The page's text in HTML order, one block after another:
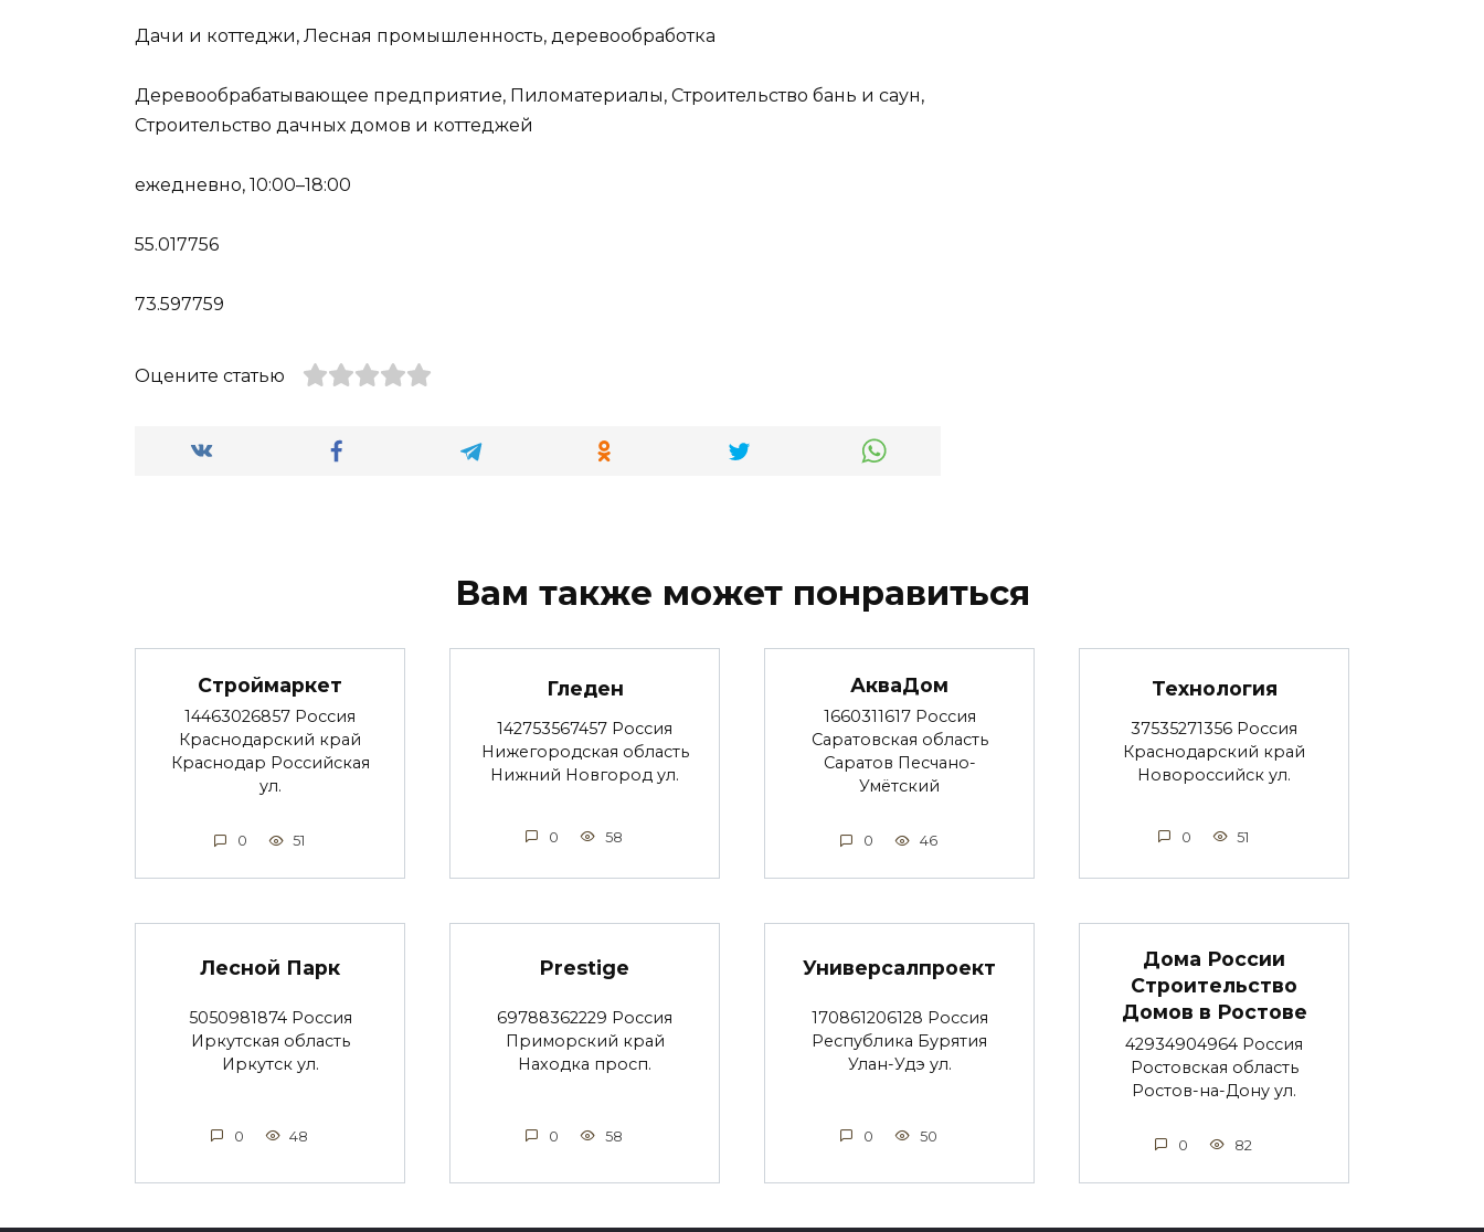
Дачи и коттеджи, Лесная промышленность, деревообработка
Деревообрабатывающее предприятие, Пиломатериалы, Строительство бань и саун,
Строительство дачных домов и коттеджей
ежедневно, 10:00–18:00
55.017756
73.597759
Оцените статью
Вам также может понравиться
Строймаркет
14463026857 Россия
Краснодарский край
Краснодар Российская
ул.
0 51
Гледен
142753567457 Россия
Нижегородская область
Нижний Новгород ул.
0 58
АкваДом
1660311617 Россия
Саратовская область
Саратов Песчано-
Умётский
0 46
Технология
37535271356 Россия
Краснодарский край
Новороссийск ул.
0 51
Лесной Парк
5050981874 Россия
Иркутская область
Иркутск ул.
0 48
Prestige
69788362229 Россия
Приморский край
Находка просп.
0 58
Универсалпроект
170861206128 Россия
Республика Бурятия
Улан-Удэ ул.
0 50
Дома России
Строительство
Домов в Ростове
42934904964 Россия
Ростовская область
Ростов-на-Дону ул.
0 82